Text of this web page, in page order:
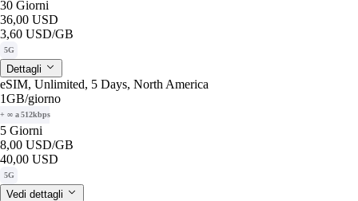
30 Giorni
36,00 USD
3,60 USD/GB
5G
Dettagli
eSIM, Unlimited, 5 Days, North America
1GB/giorno
+ ∞ a 512kbps
5 Giorni
8,00 USD/GB
40,00 USD
5G
Vedi dettagli